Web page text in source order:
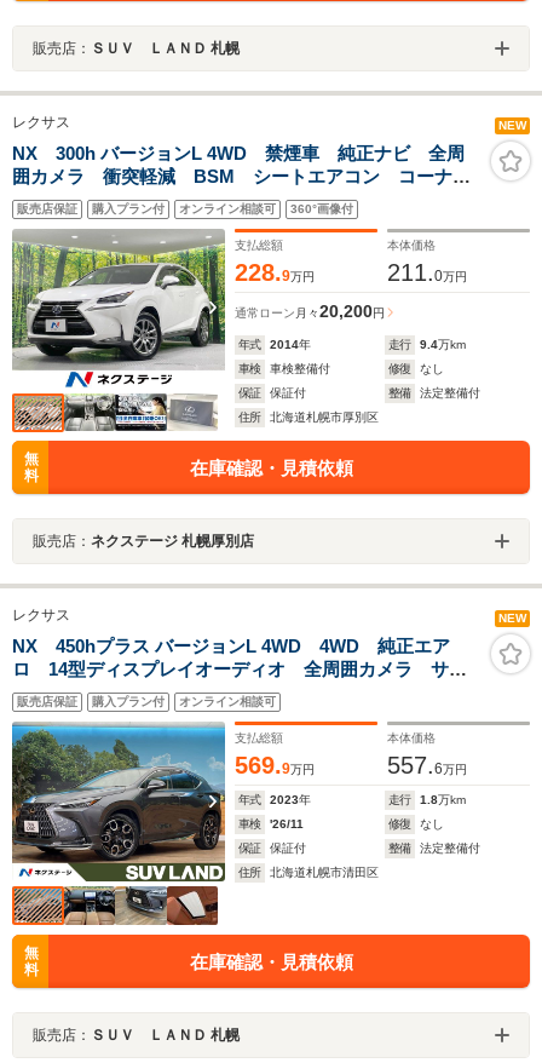
販売店： ＳＵＶ ＬＡＮＤ 札幌
レクサス NEW
NX 300h バージョンL 4WD 禁煙車 純正ナビ 全周
囲カメラ 衝突軽減 BSM シートエアコン コーナー
センサー ステアリングヒーター ETC パワーシー
ト レーダークルーズ 純正18AW LEDヘッド
AC100V電源
販売店保証 購入プラン付 オンライン相談可 360°画像付
支払総額
228.9万円
本体価格
211.0万円
通常ローン 月々20,200円
年式 2014年 走行 9.4万km
車検
車検整備付 修復
なし
保証
保証付 整備
法定整備付
住所
北海道札幌市厚別区
無
料
在庫確認・見積依頼
販売店： ネクステージ 札幌厚別店
レクサス NEW
NX 450hプラス バージョンL 4WD 4WD 純正エア
ロ 14型ディスプレイオーディオ 全周囲カメラ サン
ルーフ マークレビンソン 茶革シート デジタルイン
ナーミラー パワーバックドア シートヒーター・シー
トベンチレーション ETC
販売店保証 購入プラン付 オンライン相談可
支払総額
569.9万円
本体価格
557.6万円
年式 2023年 走行 1.8万km
車検
'26/11 修復
なし
保証
保証付 整備
法定整備付
住所
北海道札幌市清田区
無
料
在庫確認・見積依頼
販売店： ＳＵＶ ＬＡＮＤ 札幌